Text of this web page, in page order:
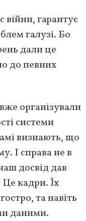
війни, гарантує
галузі. Бо
дали це
до певних
організували
системи
визнають, що
І справа не в
досвід дав
кадри. Їх
та навіть
даними.